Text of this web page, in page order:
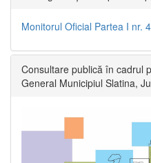
Monitorul Oficial Partea I nr.
Consultare publică în cadrul
General Municipiul Slatina,